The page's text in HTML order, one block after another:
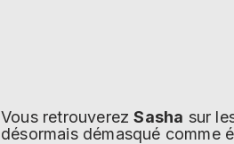
Vous retrouverezSasha sur
désormais démasqué comme